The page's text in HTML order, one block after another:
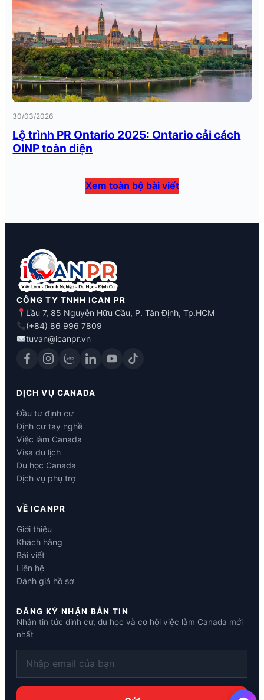
30/03/2026
Lộ trình PR Ontario 2025: Ontario cải cách
OINP toàn diện
Xem toàn bộ bài viết
CÔNG TY TNHH ICAN PR
Lầu 7, 85 Nguyễn Hữu Cầu, P. Tân Định, Tp.HCM
(+84) 86 996 7809
tuvan@icanpr.vn
DỊCH VỤ CANADA
Đầu tư định cư
Định cư tay nghề
Việc làm Canada
Visa du lịch
Du học Canada
Dịch vụ phụ trợ
VỀ ICANPR
Giới thiệu
Khách hàng
Bài viết
Liên hệ
Đánh giá hồ sơ
ĐĂNG KÝ NHẬN BẢN TIN
Nhận tin tức định cư, du học và cơ hội việc làm Canada mới
nhất